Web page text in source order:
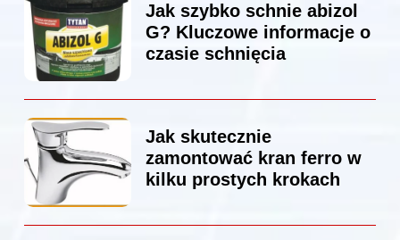
Jak szybko schnie abizol
G? Kluczowe informacje o
czasie schnięcia
Jak skutecznie
zamontować kran ferro w
kilku prostych krokach